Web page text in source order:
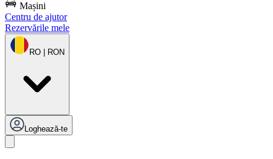
Mașini
Centru de ajutor
Rezervările mele
RO | RON
Loghează-te